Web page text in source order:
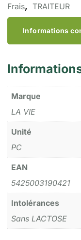
Frais, TRAITEUR
Informations
Marque
LA VIE
Unité
PC
EAN
5425003190421
Intolérances
Sans LACTOSE